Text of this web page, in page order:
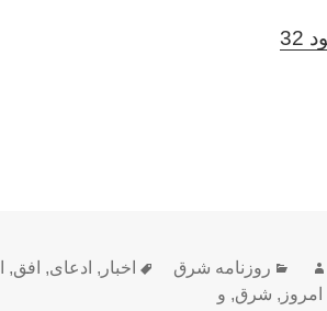
نویسندهدسته‌ها
روزنامه شرق برچسب‌ها
اخبار , ادعای, افق,
, شرق, و